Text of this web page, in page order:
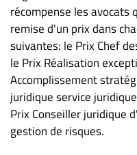
Politique de
confidentialité
récompense les avocats
remise d'un prix dans
suivantes: le Prix Chef
le Prix Réalisation
Accomplissement
juridique service
Prix Conseiller juridique
gestion de risques.